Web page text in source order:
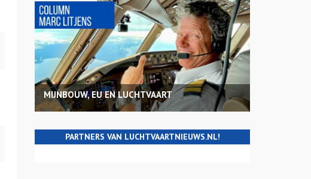
MIJNBOUW, EU EN LUCHTVAART
PARTNERS VAN LUCHTVAARTNIEUWS.NL!